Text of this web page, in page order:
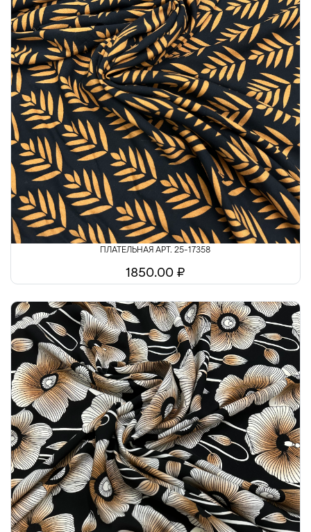
ПЛАТЕЛЬНАЯ АРТ. 25-17358
1850.00 ₽